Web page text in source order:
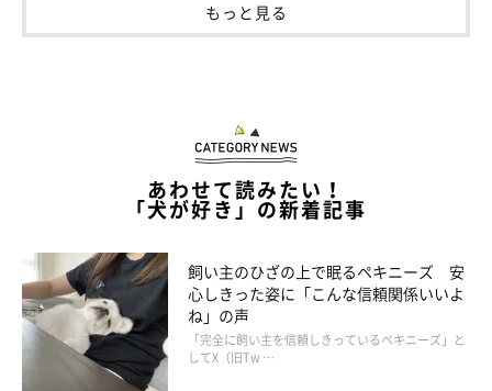
もっと見る
あわせて読みたい！
「犬が好き」の新着記事
飼い主のひざの上で眠るペキニーズ 安
心しきった姿に「こんな信頼関係いいよ
ね」の声
「完全に飼い主を信頼しきっているペキニーズ」と
してX（旧Tw …